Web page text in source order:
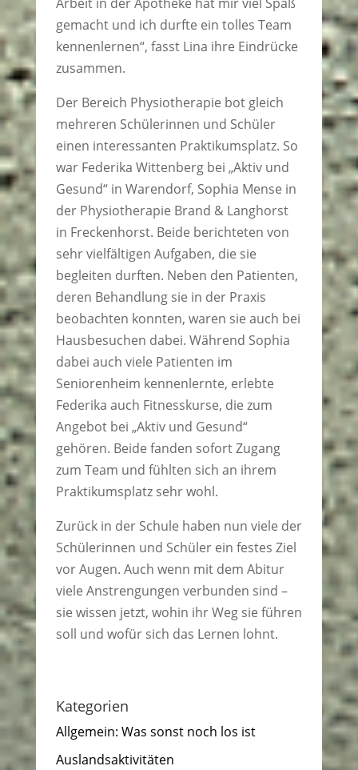
gemacht und ich durfte ein tolles Team
kennenlernen“, fasst Lina ihre Eindrücke
zusammen.
Der Bereich Physiotherapie bot gleich
mehreren Schülerinnen und Schüler
einen interessanten Praktikumsplatz. So
war Federika Wittenberg bei „Aktiv und
Gesund“ in Warendorf, Sophia Mense in
der Physiotherapie Brand & Langhorst
in Freckenhorst. Beide berichteten von
sehr vielfältigen Aufgaben, die sie
begleiten durften. Neben den Patienten,
deren Behandlung sie in der Praxis
beobachten konnten, waren sie auch bei
Hausbesuchen dabei. Während Sophia
dabei auch viele Patienten im
Seniorenheim kennenlernte, erlebte
Federika auch Fitnesskurse, die zum
Angebot bei „Aktiv und Gesund“
gehören. Beide fanden sofort Zugang
zum Team und fühlten sich an ihrem
Praktikumsplatz sehr wohl.
Zurück in der Schule haben nun viele der
Schülerinnen und Schüler ein festes Ziel
vor Augen. Auch wenn mit dem Abitur
viele Anstrengungen verbunden sind –
sie wissen jetzt, wohin ihr Weg sie führen
soll und wofür sich das Lernen lohnt.
Kategorien
Allgemein: Was sonst noch los ist
Auslandsaktivitäten